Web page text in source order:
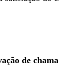
de